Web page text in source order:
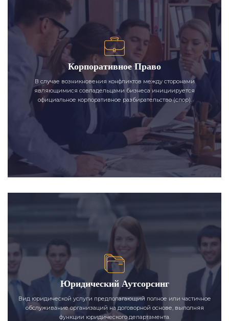
Корпоративное Право
В случае возникновения конфликтов между сторонами
являющимися совладельцами бизнеса инициируется
официальное корпоративное разбирательство (спор).
Юридический Аутсорсинг
Вид юридической услуги предполагающий полное или частичное
обслуживание организаций на договорной основе, выполняя
функции юридического департамента.